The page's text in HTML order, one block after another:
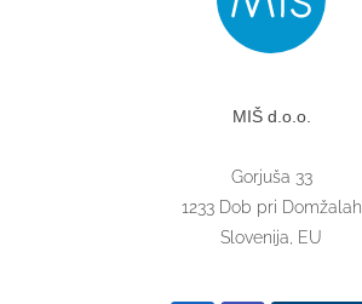
MIŠ d.o.o.
Gorjuša 33
1233 Dob pri Domžalah
Slovenija, EU